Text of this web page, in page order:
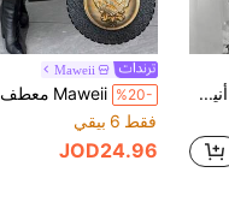
Elenzga معطف صوفي أنيق مزدوج الصدر بطراز رجعي للمرأة بمقاسات كبيرة، متعدد الاستخدامات للارتداء اليومي، بتصميم بسيط وملائم للتنقل
Maweii
%20-
فقط 6 بيقي
JOD24.96